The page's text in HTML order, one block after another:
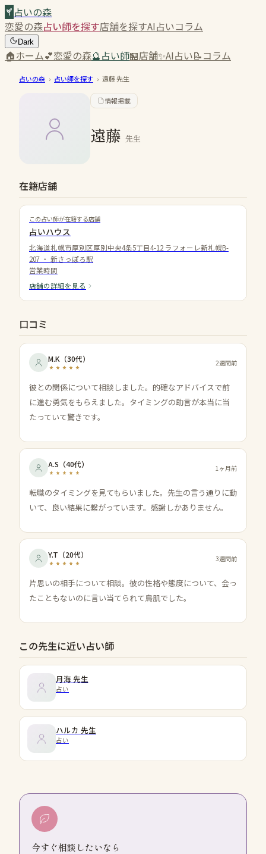
占いの森
恋愛の森占い師を探す店舗を探すAI占いコラム
Dark
🏠ホーム💕恋愛の森🔮占い師🏪店舗✨AI占い📝コラム
占いの森 › 占い師を探す › 遠藤先生
情報掲載
遠藤 先生
在籍店舗
この占い師が在籍する店舗
占いハウス
北海道札幌市厚別区厚別中央4条5丁目4-12 ラフォーレ新札幌B-
207 ・ 新さっぽろ駅
営業時間
店舗の詳細を見る
口コミ
M.K （30代） 2週間前
彼との関係について相談しました。的確なアドバイスで前
に進む勇気をもらえました。タイミングの助言が本当に当
たっていて驚きです。
A.S （40代） 1ヶ月前
転職のタイミングを見てもらいました。先生の言う通りに動
いて、良い結果に繋がっています。感謝しかありません。
Y.T （20代） 3週間前
片思いの相手について相談。彼の性格や態度について、会っ
たこともないのに言い当てられて鳥肌でした。
この先生に近い占い師
月海 先生
占い
ハルカ 先生
占い
今すぐ相談したいなら